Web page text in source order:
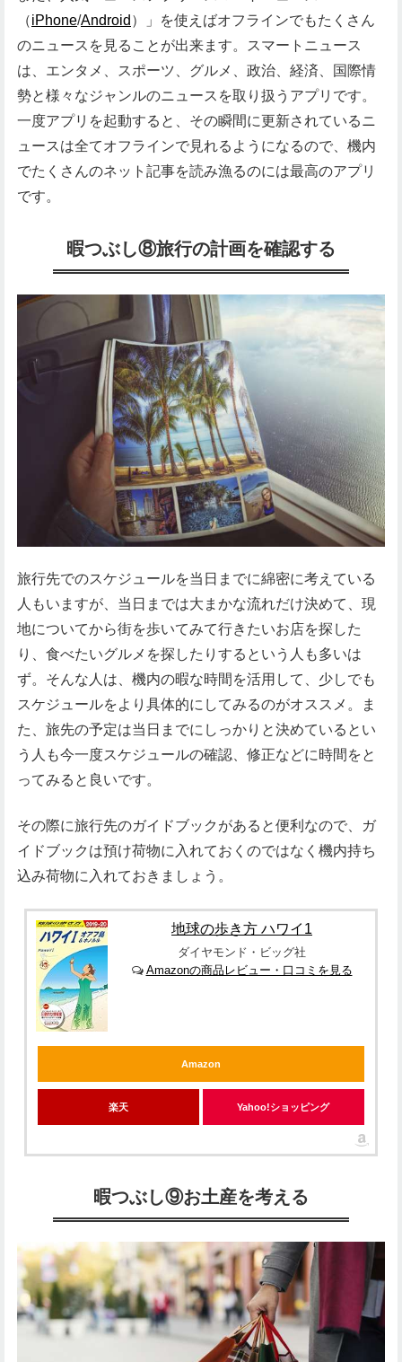
（iPhone/Android ）」を使えばオフラインでもたくさん
のニュースを見ることが出来ます。スマートニュース
は、エンタメ、スポーツ、グルメ、政治、経済、国際情
勢と様々なジャンルのニュースを取り扱うアプリです。
一度アプリを起動すると、その瞬間に更新されているニ
ュースは全てオフラインで見れるようになるので、機内
でたくさんのネット記事を読み漁るのには最高のアプリ
です。
暇つぶし⑧旅行の計画を確認する
旅行先でのスケジュールを当日までに綿密に考えている
人もいますが、当日までは大まかな流れだけ決めて、現
地についてから街を歩いてみて行きたいお店を探した
り、食べたいグルメを探したりするという人も多いは
ず。そんな人は、機内の暇な時間を活用して、少しでも
スケジュールをより具体的にしてみるのがオススメ。ま
た、旅先の予定は当日までにしっかりと決めているとい
う人も今一度スケジュールの確認、修正などに時間をと
ってみると良いです。
その際に旅行先のガイドブックがあると便利なので、ガ
イドブックは預け荷物に入れておくのではなく機内持ち
込み荷物に入れておきましょう。
地球の歩き方 ハワイ1
ダイヤモンド・ビッグ社
Amazonの商品レビュー・口コミを見る
Amazon
楽天 Yahoo!ショッピング
暇つぶし⑨お土産を考える